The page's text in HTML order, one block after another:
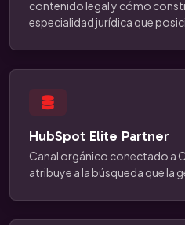
contenido legal y cómo
especialidad jurídica que
HubSpot Elite Partner
Canal orgánico conectado a
atribuye a la búsqueda que la